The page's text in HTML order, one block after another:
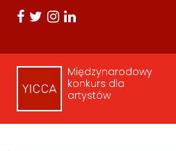
Międzynarodowy
konkurs dla
artystów